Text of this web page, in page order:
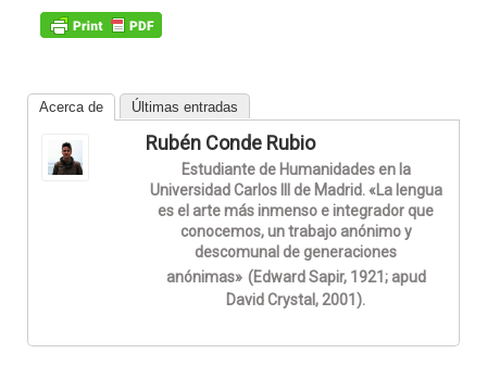
Acerca de Últimas entradas
Rubén Conde Rubio
Estudiante de Humanidades en la
Universidad Carlos III de Madrid. «La lengua
es el arte más inmenso e integrador que
conocemos, un trabajo anónimo y
descomunal de generaciones
anónimas» (Edward Sapir, 1921; apud
David Crystal, 2001).